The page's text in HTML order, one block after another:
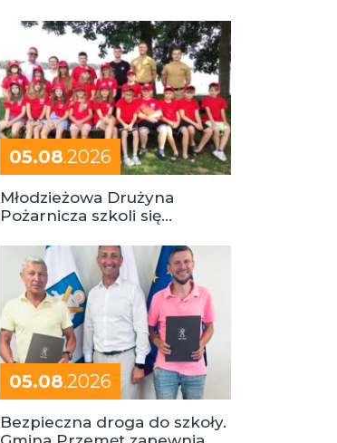
05.08.2026
Młodzieżowa Drużyna
Pożarnicza szkoli się
05.08.2026
Bezpieczna droga do szkoły.